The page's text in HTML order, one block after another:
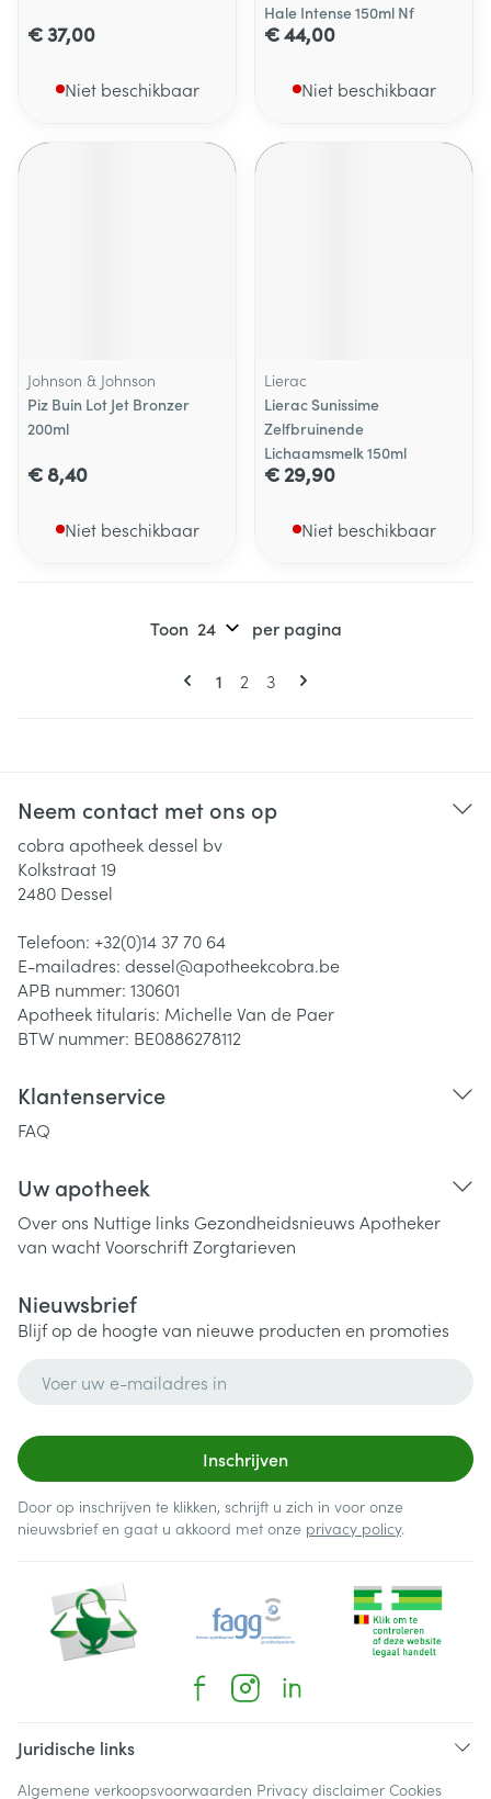
€ 37,00
Niet beschikbaar
Hale Intense 150ml Nf
€ 44,00
Niet beschikbaar
Johnson & Johnson
Piz Buin Lot Jet Bronzer
200ml
€ 8,40
Niet beschikbaar
Lierac
Lierac Sunissime
Zelfbruinende
Lichaamsmelk 150ml
€ 29,90
Niet beschikbaar
Pagina's
U lees momenteel pagina
1 Pagina
2 Pagina
3
Toon per pagina
Neem contact met ons op
cobra apotheek dessel bv
Kolkstraat 19
2480 Dessel
Telefoon: +32(0)14 37 70 64
E-mailadres: dessel@apotheekcobra.be
APB nummer: 130601
Apotheek titularis: Michelle Van de Paer
BTW nummer: BE0886278112
Klantenservice
FAQ
Uw apotheek
Over ons Nuttige links Gezondheidsnieuws Apotheker
van wachtVoorschriftZorgtarieven
Nieuwsbrief
Blijf op de hoogte van nieuwe producten en promoties
Inschrijven
Door op inschrijven te klikken, schrijft u zich in voor onze
nieuwsbrief en gaat u akkoord met onze privacy policy.
Juridische links
Algemene verkoopsvoorwaarden Privacy disclaimer Cookies